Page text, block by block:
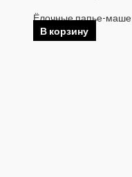
Ёлочные папье-маше
В корзину